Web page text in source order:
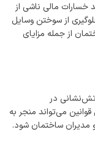
مالی ناشی از
از سوختن وسایل
از جمله مزایای
در
می‌تواند منجر به
مدیران ساختمان شود.